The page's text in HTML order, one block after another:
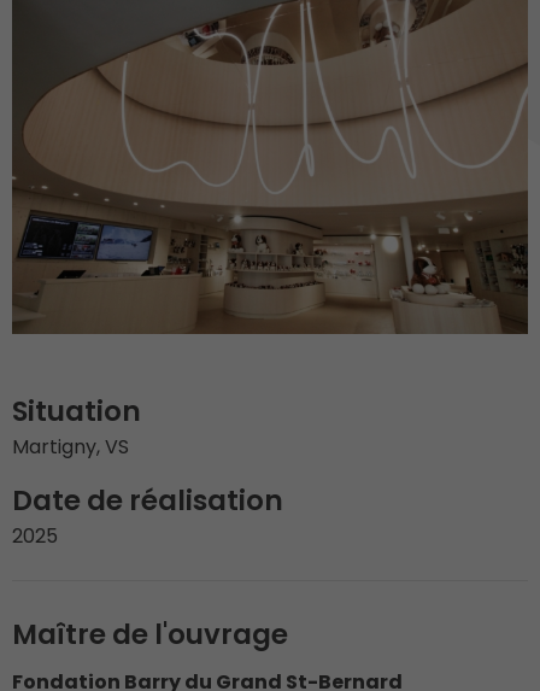
Situation
Martigny, VS
Date de réalisation
2025
Maître de l'ouvrage
Fondation Barry du Grand St-Bernard